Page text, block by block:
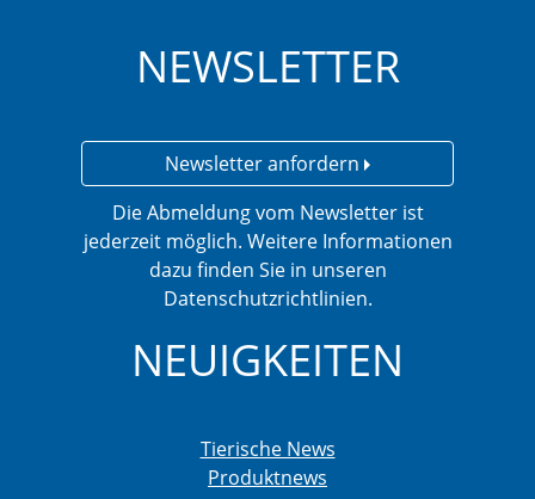
NEWSLETTER
Newsletter anfordern
Die Abmeldung vom Newsletter ist
jederzeit möglich. Weitere Informationen
dazu finden Sie in unseren
Datenschutzrichtlinien.
NEUIGKEITEN
Tierische News
Produktnews